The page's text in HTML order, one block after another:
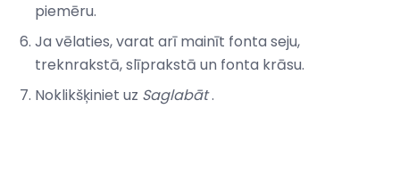
piemēru.
Ja vēlaties, varat arī mainīt fonta seju,
treknrakstā, slīprakstā un fonta krāsu.
Noklikšķiniet uz Saglabāt.